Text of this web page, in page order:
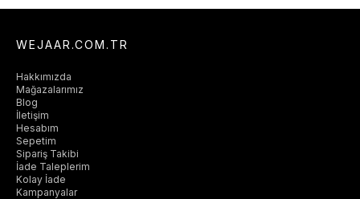
WEJAAR.COM.TR
Hakkımızda
Mağazalarımız
Blog
İletişim
Hesabım
Sepetim
Sipariş Takibi
İade Taleplerim
Kolay İade
Kampanyalar